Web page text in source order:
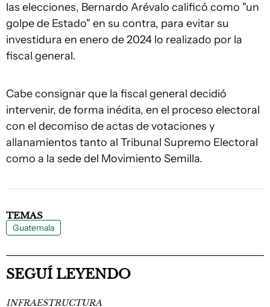
las elecciones, Bernardo Arévalo calificó como "un
golpe de Estado" en su contra, para evitar su
investidura en enero de 2024 lo realizado por la
fiscal general.
Cabe consignar que la fiscal general decidió
intervenir, de forma inédita, en el proceso electoral
con el decomiso de actas de votaciones y
allanamientos tanto al Tribunal Supremo Electoral
como a la sede del Movimiento Semilla.
TEMAS
Guatemala
SEGUÍ LEYENDO
INFRAESTRUCTURA